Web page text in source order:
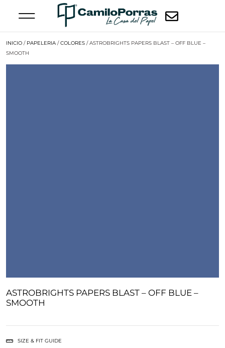
INICIO / PAPELERIA /COLORES / ASTROBRIGHTS PAPERS BLAST – OFF BLUE –
SMOOTH
ASTROBRIGHTS PAPERS BLAST – OFF BLUE –
SMOOTH
SIZE & FIT GUIDE